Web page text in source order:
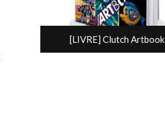
[LIVRE] Clutch Artbook